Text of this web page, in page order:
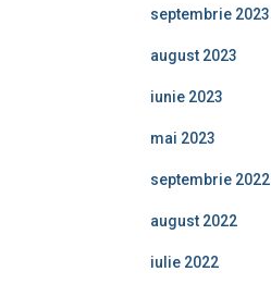
septembrie 2023
august 2023
iunie 2023
mai 2023
septembrie 2022
august 2022
iulie 2022